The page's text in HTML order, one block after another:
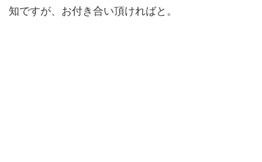
知ですが、お付き合い頂ければと。